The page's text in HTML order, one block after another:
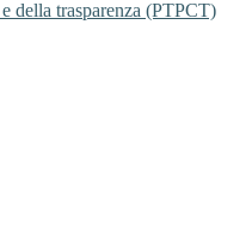
della trasparenza (PTPCT)